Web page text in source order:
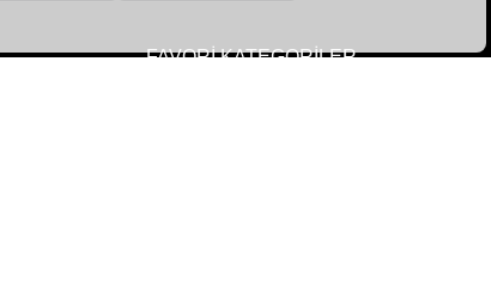
FAVORİ KATEGORİLER